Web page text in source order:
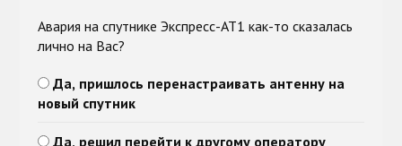
Авария на спутнике Экспресс-АТ1 как-то сказалась
лично на Вас?
Да, пришлось перенастраивать антенну на
новый спутник
Да, решил перейти к другому оператору